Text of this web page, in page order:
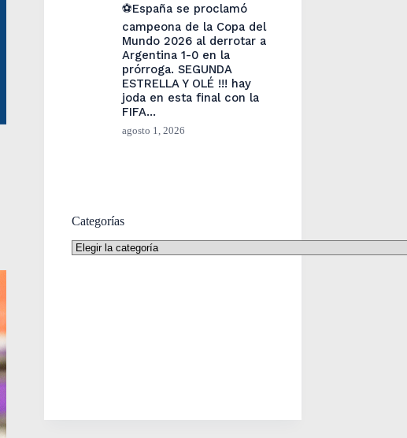
⚽España se proclamó
campeona de la Copa del
Mundo 2026 al derrotar a
Argentina 1-0 en la
prórroga. SEGUNDA
ESTRELLA Y OLÉ !!! hay
joda en esta final con la
FIFA…
agosto 1, 2026
Categorías
Categorías